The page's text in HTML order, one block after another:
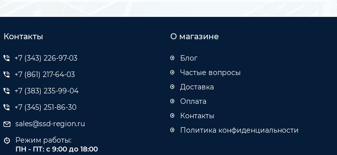
Контакты
+7 (343) 226-97-03
+7 (861) 217-64-03
+7 (383) 235-99-04
+7 (345) 251-86-30
sales@ssd-region.ru
Режим работы:
ПН - ПТ: с 9:00 до 18:00
О магазине
Блог
Частые вопросы
Доставка
Оплата
Контакты
Политика конфиденциальности